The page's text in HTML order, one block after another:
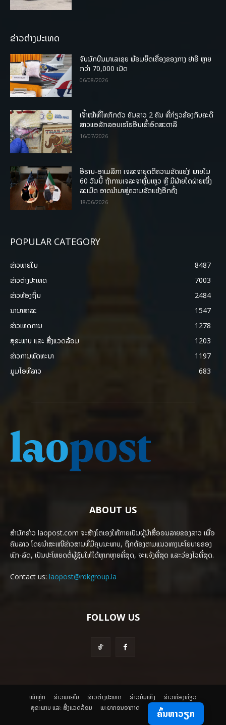
ຂ່າວຕ່າງປະເທດ
ຈັບນັກບິນມາເລເຊຍ ພ້ອມຍຶດເຄື່ອງຂອງກາງ ຢາອີ ຫຼາຍ
ກວ່າ 70,000 ເມັດ
06/08/2026
ເຈົ້າໜ້າທີ່ໄທກັກຕົວ ຄົນລາວ 2 ຄົນ ທີ່ກ່ຽວຂ້ອງກັບຄະດີ
ສາວແອລັກລອບເຮໂຣອີນເຂົ້າອົດສະຕາລີ
16/07/2026
ອີຣານ-ອາເມລິກາ ເຈລະຈາຍຸດຕິຄວາມຂັດແຍ່ງ! ພາຍໃນ
60 ວັນນີ້ ຖ້າການເຈລະຈາຫຼົ້ມເຫຼວ ຫຼື ມີຝ່າຍໃດຝ່າຍໜຶ່ງ
ລະເມີດ ອາດນໍາມາສູ່ຄວາມຂັດແຍ້ງອີກຄັ້ງ
18/06/2026
POPULAR CATEGORY
ຂ່າວພາຍ​ໃນ
8487
ຂ່າວຕ່າງປະເທດ
7003
ຂ່າວທ້ອງຖິ່ນ
2484
ນານາສາລະ
1547
ຂ່າວເຫດການ
1278
ສຸຂະພາບ ແລະ ສີ່ງແວດລ້ອມ
1203
ຂ່າວການພັດທະນາ
1197
ມູມໄອທີລາວ
683
ABOUT US
ສຳນັກຂ່າວ laopost.com ຈະສ້າງໂຕເອງໃຫ້ກາຍເປັນຜູ້ນຳສື່ອອນລາຍຂອງລາວ ເພື່ອ
ຄົນລາວ ໂດຍນຳສະເໜີຂ່າວສານທີ່ມີຄຸນນະພາບ, ຖືກຕ້ອງຕາມແນວທາງນະໂຍບາຍຂອງ
ພັກ-ລັດ, ເປັນປະໂຫຍດຕໍ່ຜູ້ຊົມໃຫ້ໄດ້ຫຼາກຫຼາຍທີ່ສຸດ, ຈະແຈ້ງທີ່ສຸດ ແລະວ່ອງໄວທີ່ສຸດ.
Contact us: laopost@rdkgroup.la
FOLLOW US
ໜ້າຫຼັກ ຂ່າວພາຍ​ໃນ ຂ່າວຕ່າງປະເທດ ​ຂ່າວບັນເທິງ
​ຂ່າວທ່ອງທ່ຽວ
ສຸຂະພາບ ແລະ ສີ່ງແວດລ້ອມ
ພະຍາກອນອາກາດ ຄົ້ນຫາວຽກ